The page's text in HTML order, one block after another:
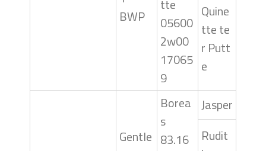
BWP
tte
05600
2w00
17065
9
Quine
tte te
r Putt
e
Gentle
Borea
s
83.16
Jasper
Rudit